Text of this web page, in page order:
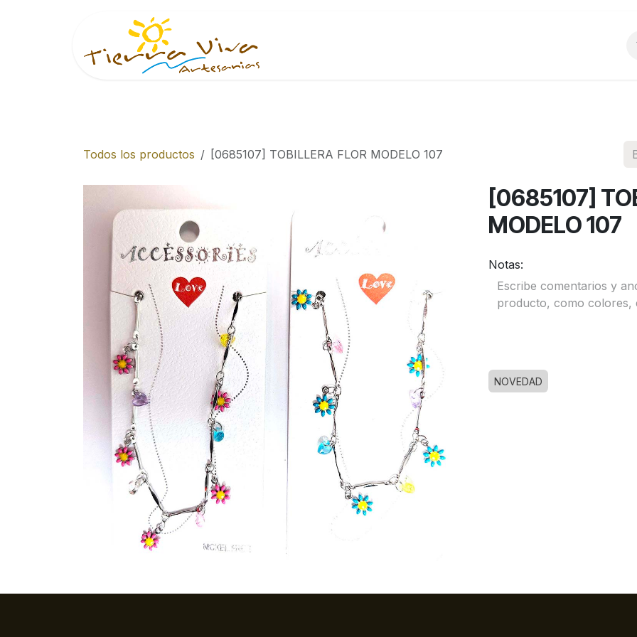
Preguntas
Todos los productos [0685107] TOBILLERA FLOR MODELO 107
[0685107]
MODELO 107
Notas:
NOVEDAD